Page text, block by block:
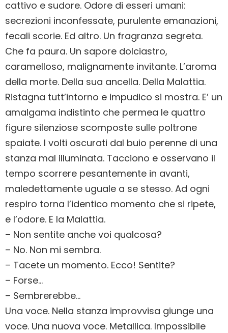
cattivo e sudore. Odore di esseri umani:
secrezioni inconfessate, purulente emanazioni,
fecali scorie. Ed altro. Un fragranza segreta.
Che fa paura. Un sapore dolciastro,
caramelloso, malignamente invitante. L’aroma
della morte. Della sua ancella. Della Malattia.
Ristagna tutt’intorno e impudico si mostra. E’ un
amalgama indistinto che permea le quattro
figure silenziose scomposte sulle poltrone
spaiate. I volti oscurati dal buio perenne di una
stanza mal illuminata. Tacciono e osservano il
tempo scorrere pesantemente in avanti,
maledettamente uguale a se stesso. Ad ogni
respiro torna l’identico momento che si ripete,
e l’odore. E la Malattia.
– Non sentite anche voi qualcosa?
– No. Non mi sembra.
– Tacete un momento. Ecco! Sentite?
– Forse…
– Sembrerebbe…
Una voce. Nella stanza improvvisa giunge una
voce. Una nuova voce. Metallica. Impossibile